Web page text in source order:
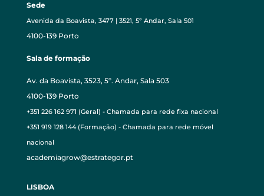
Sede
Avenida da Boavista, 3477 | 3521, 5º Andar, Sala 501
4100-139 Porto
Sala de formação
Av. da Boavista, 3523, 5º. Andar, Sala 503
4100-139 Porto
+351 226 162 971 (Geral) - Chamada para rede fixa nacional
+351 919 128 144 (Formação) - Chamada para rede móvel
nacional
academiagrow@estrategor.pt
LISBOA